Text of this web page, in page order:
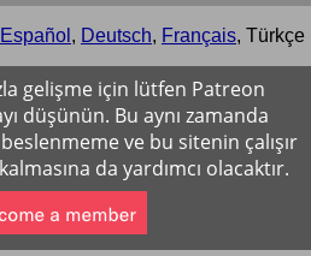
Español , Deutsch, Français, Türkçe
gelişme için lütfen Patreon
düşünün. Bu aynı zamanda
beslenmeme ve bu sitenin çalışır
da yardımcı olacaktır.